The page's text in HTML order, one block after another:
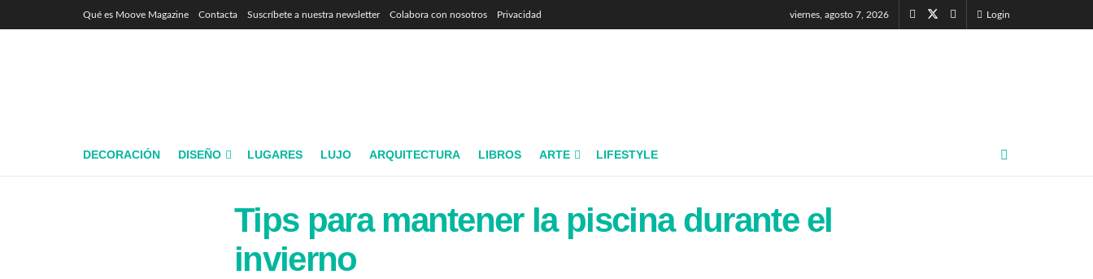
Qué es Moove Magazine Contacta Suscríbete a nuestra newsletter Colabora con nosotros Privacidad viernes, agosto 7, 2026 Login
DECORACIÓN DISEÑO LUGARES LUJO ARQUITECTURA LIBROS ARTE LIFESTYLE
Tips para mantener la piscina durante el
invierno